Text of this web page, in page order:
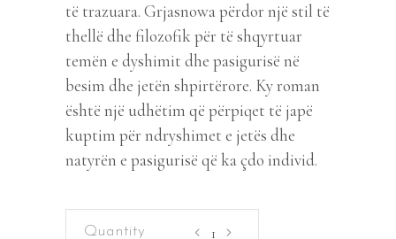
të trazuara. Grjasnowa përdor një stil të
thellë dhe filozofik për të shqyrtuar
temën e dyshimit dhe pasigurisë në
besim dhe jetën shpirtërore. Ky roman
është një udhëtim që përpiqet të japë
kuptim për ndryshimet e jetës dhe
natyrën e pasigurisë që ka çdo individ.